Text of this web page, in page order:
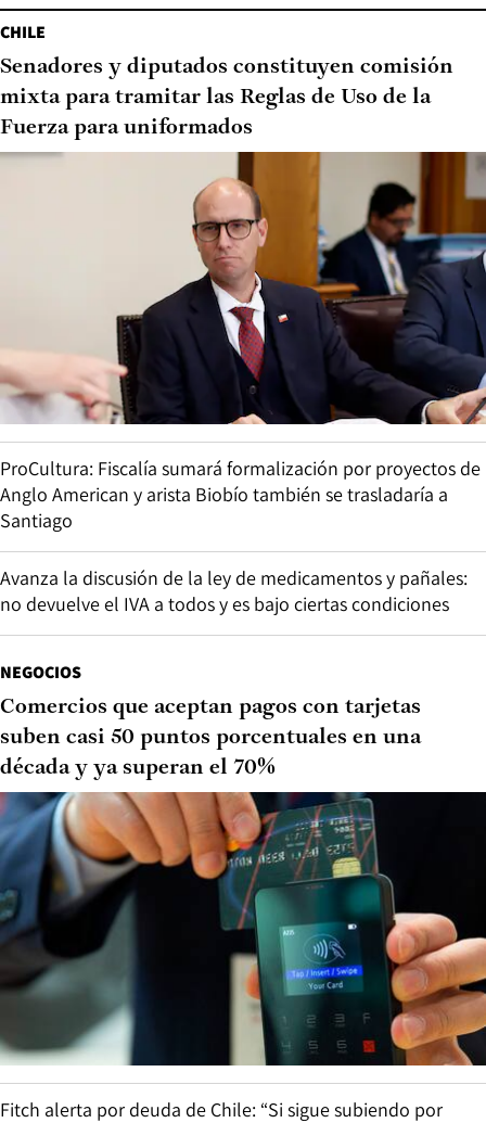
CHILE
Senadores y diputados constituyen comisión
mixta para tramitar las Reglas de Uso de la
Fuerza para uniformados
ProCultura: Fiscalía sumará formalización por proyectos de
Anglo American y arista Biobío también se trasladaría a
Santiago
Avanza la discusión de la ley de medicamentos y pañales:
no devuelve el IVA a todos y es bajo ciertas condiciones
NEGOCIOS
Comercios que aceptan pagos con tarjetas
suben casi 50 puntos porcentuales en una
década y ya superan el 70%
Fitch alerta por deuda de Chile: “Si sigue subiendo por